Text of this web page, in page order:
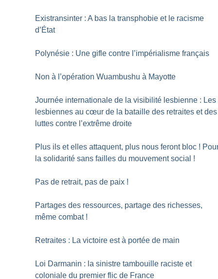
Existransinter : A bas la transphobie et le racisme
d’État
Polynésie : Une gifle contre l’impérialisme français
Non à l’opération Wuambushu à Mayotte
Journée internationale de la visibilité lesbienne : Les
lesbiennes au cœur de la bataille des retraites et des
luttes contre l’extrême droite
Plus ils et elles attaquent, plus nous feront bloc !
la solidarité sans failles du mouvement social !
Pas de retrait, pas de paix !
Partages des ressources, partage des richesses,
même combat !
Retraites : La victoire est à portée de main
Loi Darmanin : la sinistre tambouille raciste et
coloniale du premier flic de France